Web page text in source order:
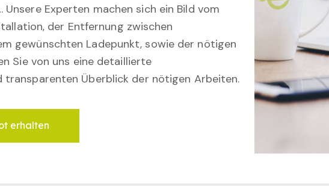
Unsere Experten machen sich ein Bild vom
der Entfernung zwischen
gewünschten Ladepunkt, sowie der nötigen
Sie von uns eine detaillierte
transparenten Überblick der nötigen Arbeiten.
erhalten